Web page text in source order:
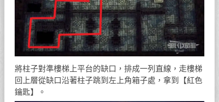
將柱子對準樓梯上平台的缺口，排成一列直線，走樓梯
回上層從缺口沿著柱子跳到左上角箱子處，拿到【紅色
鑰匙】。